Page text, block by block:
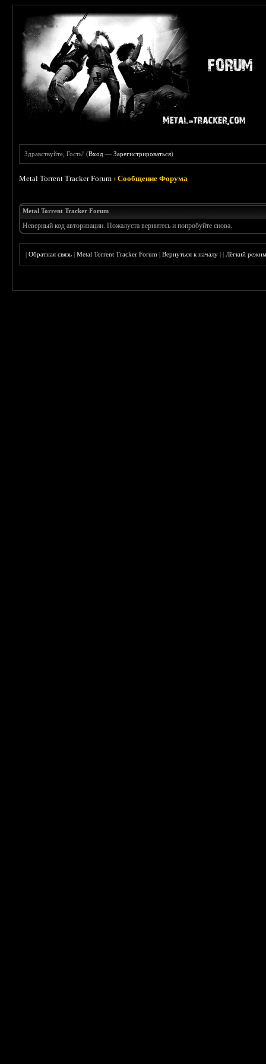
Здравствуйте, Гость! (Вход —Зарегистрироваться)
Metal Torrent Tracker Forum ›Сообщение Форума
Metal Torrent Tracker Forum
Неверный код авторизации. Пожалуста вернитесь и попробуйте снова.
|Обратная связь |Metal Torrent Tracker Forum |Вернуться к началу ||Лёгкий